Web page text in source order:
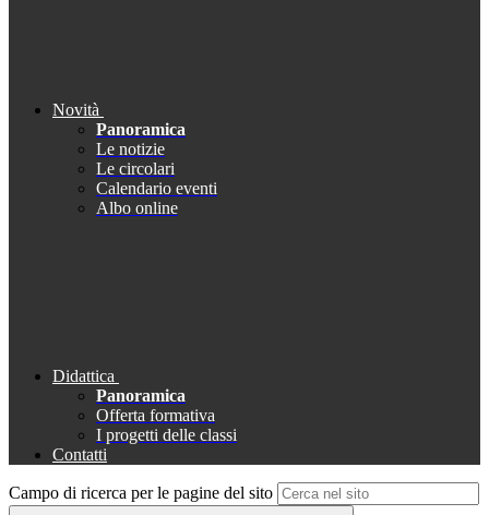
Novità
Panoramica
Le notizie
Le circolari
Calendario eventi
Albo online
Didattica
Panoramica
Offerta formativa
I progetti delle classi
Contatti
Campo di ricerca per le pagine del sito